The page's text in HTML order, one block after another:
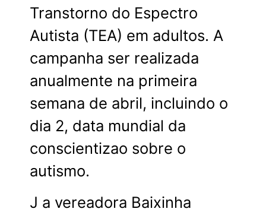
Transtorno do Espectro
Autista (TEA) em adultos. A
campanha ser realizada
anualmente na primeira
semana de abril, incluindo o
dia 2, data mundial da
conscientizao sobre o
autismo.
J a vereadora Baixinha